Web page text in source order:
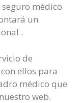
seguro médico
un
.
de
ellos para
médico que
web.